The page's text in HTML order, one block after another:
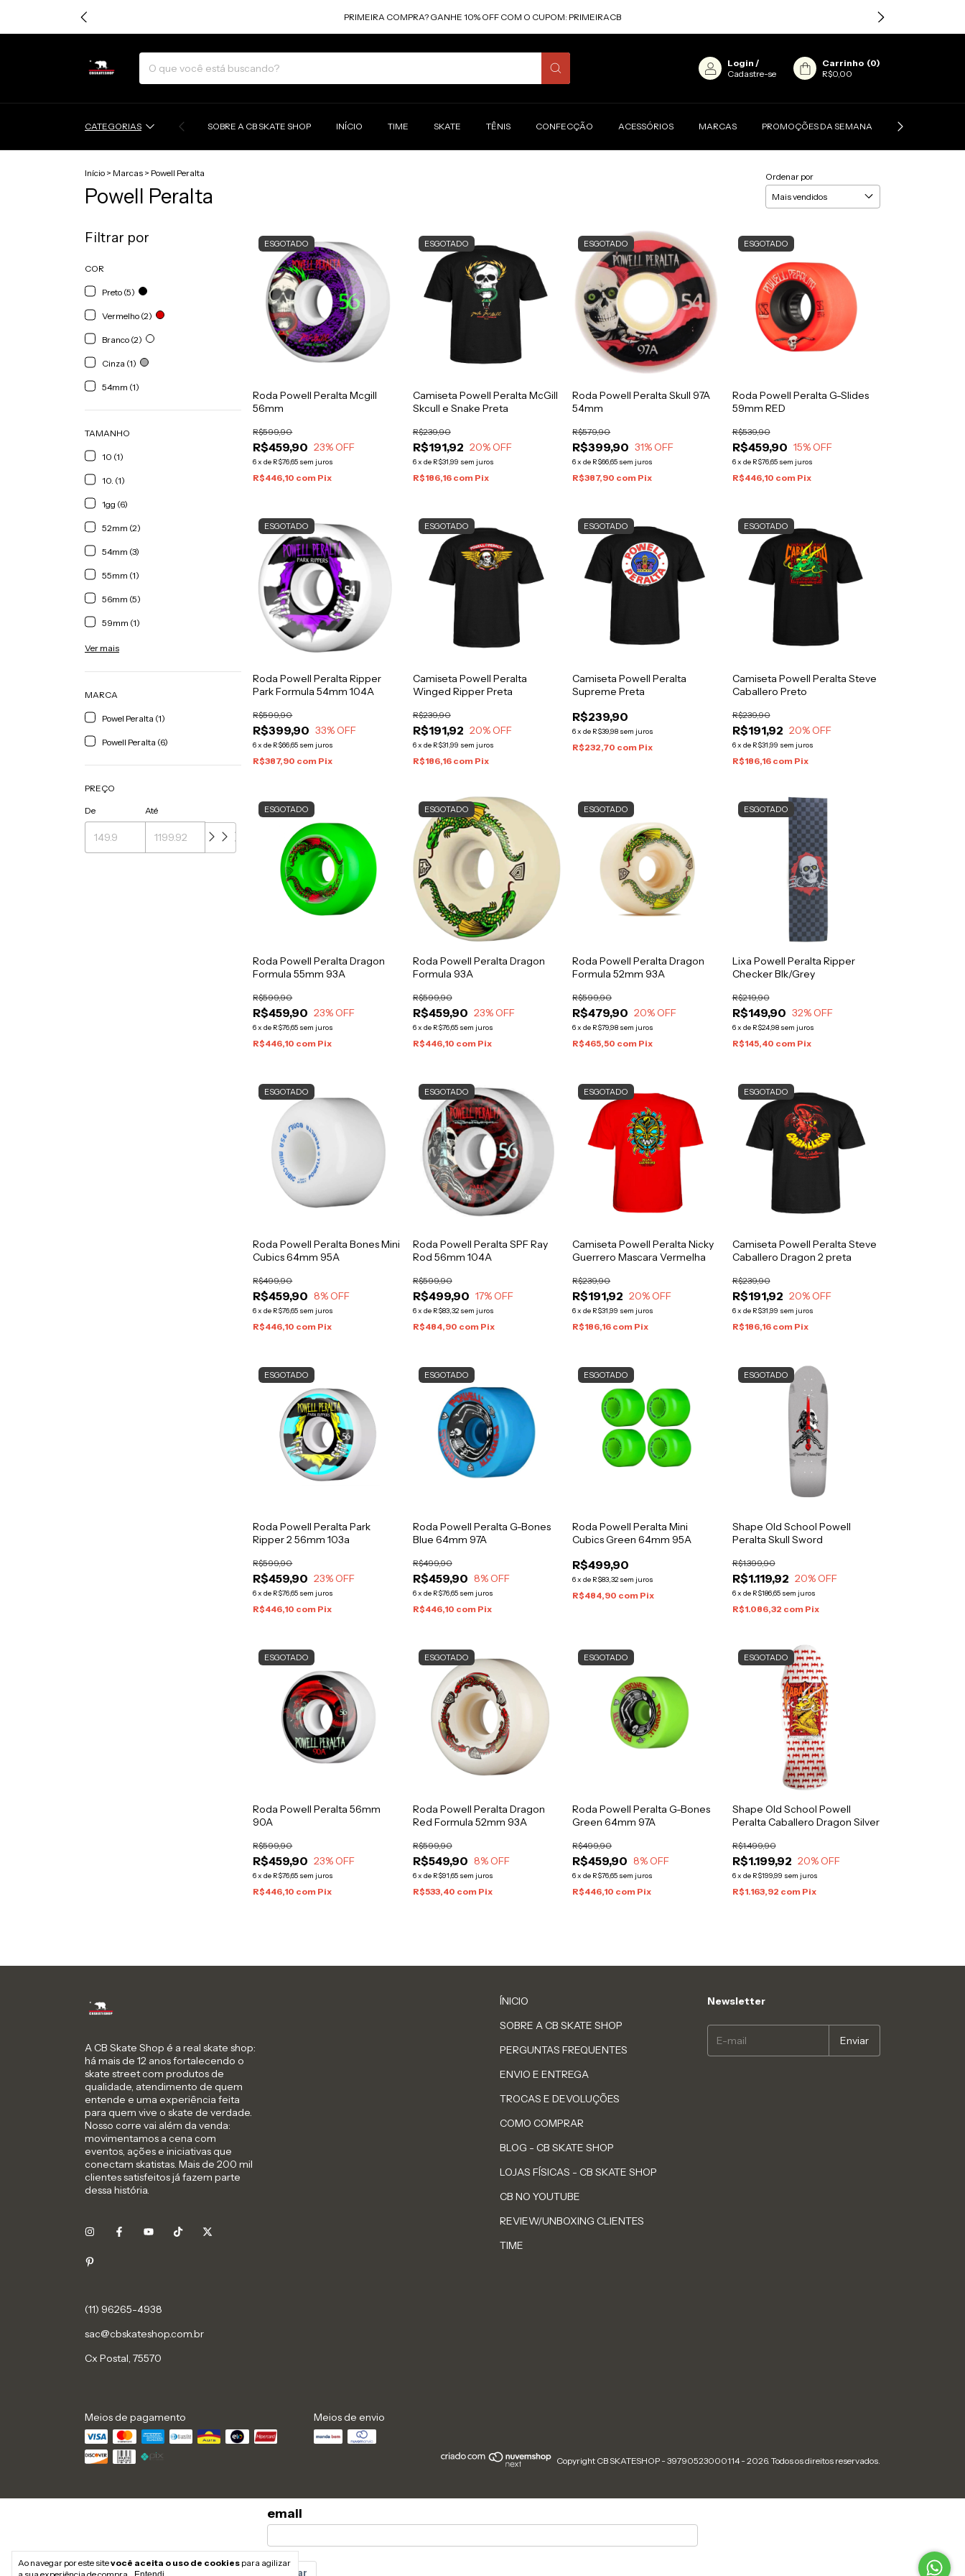
PRIMEIRA COMPRA? GANHE 10% OFF COM O CUPOM: PRIMEIRACB
Login /
Cadastre-se
Carrinho (0)
R$0,00
CATEGORIAS SOBRE A CB SKATE SHOP INÍCIO TIME SKATE TÊNIS CONFECÇÃO ACESSÓRIOS MARCAS PROMOÇÕES DA SEMANA CONTATO
Ao navegar por este sitevocê aceita o uso de cookies para agilizar
Início > Marcas > Powell Peralta
Powell Peralta
Ordenar por
Filtrar por
COR
Preto (5)
Vermelho (2)
Branco (2)
Cinza (1)
54mm (1)
TAMANHO
10 (1)
10. (1)
1gg (6)
52mm (2)
54mm (3)
55mm (1)
56mm (5)
59mm (1)
Ver mais
MARCA
Powel Peralta (1)
Powell Peralta (6)
PREÇO
De Até
ESGOTADO
Roda Powell Peralta Mcgill
56mm
R$459,90
R$599,90
23% OFF
6xde R$76,65 sem juros
R$446,10 com Pix
ESGOTADO
Camiseta Powell Peralta McGill
Skcull e Snake Preta
R$191,92
R$239,90
20% OFF
6x de R$31,99 sem juros
R$186,16 com Pix
ESGOTADO
Roda Powell Peralta Skull 97A
54mm
R$399,90
R$579,90
31% OFF
6xde R$66,65 sem juros
R$387,90 com Pix
ESGOTADO
Roda Powell Peralta G-Slides
59mm RED
R$459,90
R$539,90
15% OFF
6x de R$76,65 sem juros
R$446,10 com Pix
ESGOTADO
Roda Powell Peralta Ripper
Park Formula 54mm 104A
R$399,90
R$599,90
33% OFF
6xde R$66,65 sem juros
R$387,90 com Pix
ESGOTADO
Camiseta Powell Peralta
Winged Ripper Preta
R$191,92
R$239,90
20% OFF
6x de R$31,99 sem juros
R$186,16 com Pix
ESGOTADO
Camiseta Powell Peralta
Supreme Preta
R$239,90
6xde R$39,98 sem juros
R$232,70 com Pix
ESGOTADO
Camiseta Powell Peralta Steve
Caballero Preto
R$191,92
R$239,90
20% OFF
6x de R$31,99 sem juros
R$186,16 com Pix
ESGOTADO
Roda Powell Peralta Dragon
Formula 55mm 93A
R$459,90
R$599,90
23% OFF
6xde R$76,65 sem juros
R$446,10 com Pix
ESGOTADO
Roda Powell Peralta Dragon
Formula 93A
R$459,90
R$599,90
23% OFF
6x de R$76,65 sem juros
R$446,10 com Pix
ESGOTADO
Roda Powell Peralta Dragon
Formula 52mm 93A
R$479,90
R$599,90
20% OFF
6xde R$79,98 sem juros
R$465,50 com Pix
ESGOTADO
Lixa Powell Peralta Ripper
Checker Blk/Grey
R$149,90
R$219,90
32% OFF
6x de R$24,98 sem juros
R$145,40 com Pix
ESGOTADO
Roda Powell Peralta Bones Mini
Cubics 64mm 95A
R$459,90
R$499,90
8% OFF
6xde R$76,65 sem juros
R$446,10 com Pix
ESGOTADO
Roda Powell Peralta SPF Ray
Rod 56mm 104A
R$499,90
R$599,90
17% OFF
6x de R$83,32 sem juros
R$484,90 com Pix
ESGOTADO
Camiseta Powell Peralta Nicky
Guerrero Mascara Vermelha
R$191,92
R$239,90
20% OFF
6xde R$31,99 sem juros
R$186,16 com Pix
ESGOTADO
Camiseta Powell Peralta Steve
Caballero Dragon 2 preta
R$191,92
R$239,90
20% OFF
6x de R$31,99 sem juros
R$186,16 com Pix
ESGOTADO
Roda Powell Peralta Park
Ripper 2 56mm 103a
R$459,90
R$599,90
23% OFF
6xde R$76,65 sem juros
R$446,10 com Pix
ESGOTADO
Roda Powell Peralta G-Bones
Blue 64mm 97A
R$459,90
R$499,90
8% OFF
6x de R$76,65 sem juros
R$446,10 com Pix
ESGOTADO
Roda Powell Peralta Mini
Cubics Green 64mm 95A
R$499,90
6xde R$83,32 sem juros
R$484,90 com Pix
ESGOTADO
Shape Old School Powell
Peralta Skull Sword
R$1.119,92
R$1.399,90
20% OFF
6x de R$186,65 sem juros
R$1.086,32 com Pix
ESGOTADO
Roda Powell Peralta 56mm
90A
R$459,90
R$599,90
23% OFF
6xde R$76,65 sem juros
R$446,10 com Pix
ESGOTADO
Roda Powell Peralta Dragon
Red Formula 52mm 93A
R$549,90
R$599,90
8% OFF
6x de R$91,65 sem juros
R$533,40 com Pix
ESGOTADO
Roda Powell Peralta G-Bones
Green 64mm 97A
R$459,90
R$499,90
8% OFF
6xde R$76,65 sem juros
R$446,10 com Pix
ESGOTADO
Shape Old School Powell
Peralta Caballero Dragon Silver
R$1.199,92
R$1.499,90
20% OFF
6x de R$199,99 sem juros
R$1.163,92 com Pix
A CB Skate Shop é a real skate shop:
há mais de 12 anos fortalecendo o
skate street com produtos de
qualidade, atendimento de quem
entende e uma experiência feita
para quem vive o skate de verdade.
Nosso corre vai além da venda:
movimentamos a cena com
eventos, ações e iniciativas que
conectam skatistas. Mais de 200 mil
clientes satisfeitos já fazem parte
dessa história.
sac@cbskateshop.com.br
Cx Postal, 75570
ÍNICIO
SOBRE A CB SKATE SHOP
PERGUNTAS FREQUENTES
ENVIO E ENTREGA
TROCAS E DEVOLUÇÕES
COMO COMPRAR
BLOG - CB SKATE SHOP
LOJAS FÍSICAS - CB SKATE SHOP
CB NO YOUTUBE
REVIEW/UNBOXING CLIENTES
TIME
Newsletter
Meios de pagamento Meios de envio
Copyright CB SKATESHOP - 39790523000114 - 2026. Todos os direitos reservados.
email
Enviar